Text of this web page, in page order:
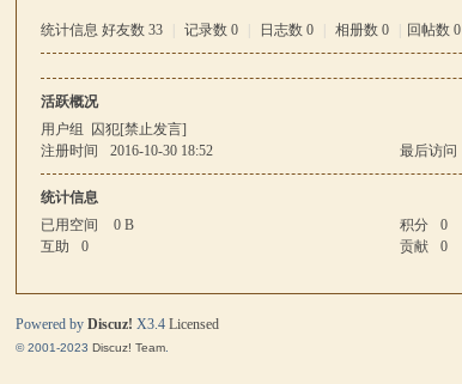
与
统计信息 好友数 33 记录数 0 日志数 0 相册数 0 回帖数 0
活跃概况
用户组
囚犯[禁止发言]
注册时间
2016-10-30 18:52 最后访问
统计信息
已用空间
0 B 积分 0
互助
0 贡献 0
Powered byDiscuz! X3.4 Licensed
© 2001-2023Discuz! Team